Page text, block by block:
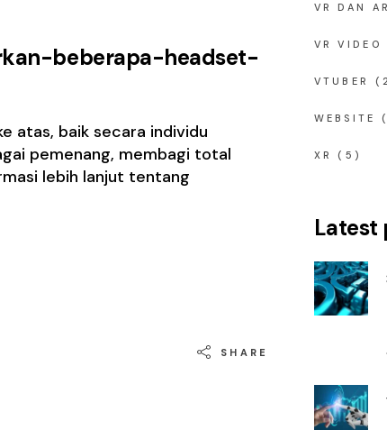
beberapa-headset-
atas, baik secara individu
pemenang, membagi total
lebih lanjut tentang
SHARE
VR DAN AR
VR VIDEO
VTUBER
WEBSITE
XR (5)
Latest